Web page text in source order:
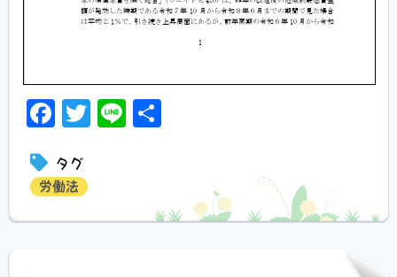
Facebook
Twitter
Line
タグ
労働法